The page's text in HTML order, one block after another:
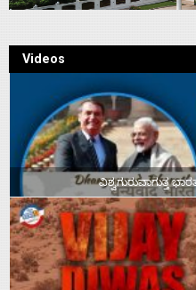
Videos
ವಿಶ್ವಗುರುವಾಗುತ್ತ